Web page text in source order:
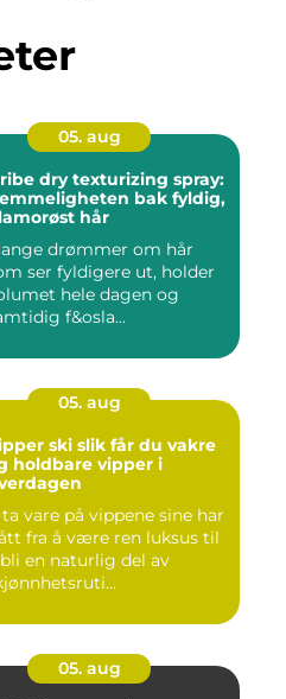
05. aug
dry texturizing spray:
bak fyldig,
hår
drømmer om hår
ser fyldigere ut, holder
hele dagen og
f&osla...
05. aug
ski slik får du vakre
holdbare vipper i
vare på vippene sine har
fra å være ren luksus til
en naturlig del av
05. aug